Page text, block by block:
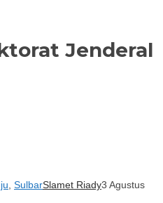
Jenderal
, SulbarSlamet Riady3 Agustus